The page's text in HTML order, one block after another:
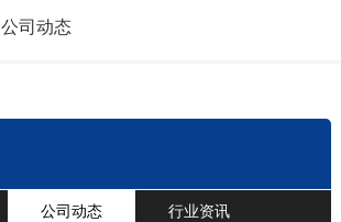
公司动态
公司动态 行业资讯